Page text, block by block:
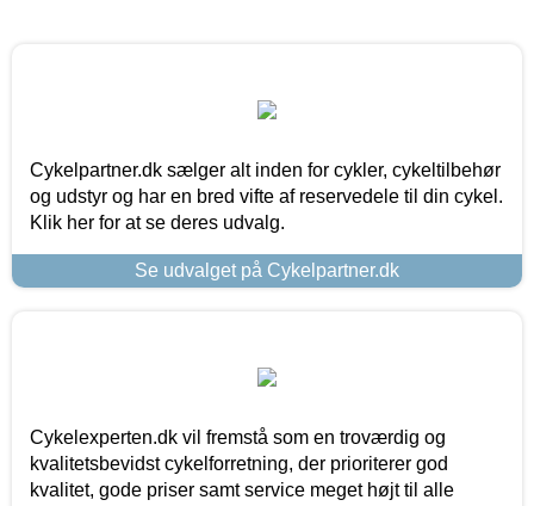
Cykelpartner.dk sælger alt inden for cykler, cykeltilbehør
og udstyr og har en bred vifte af reservedele til din cykel.
Klik her for at se deres udvalg.
Se udvalget på Cykelpartner.dk
Cykelexperten.dk vil fremstå som en troværdig og
kvalitetsbevidst cykelforretning, der prioriterer god
kvalitet, gode priser samt service meget højt til alle